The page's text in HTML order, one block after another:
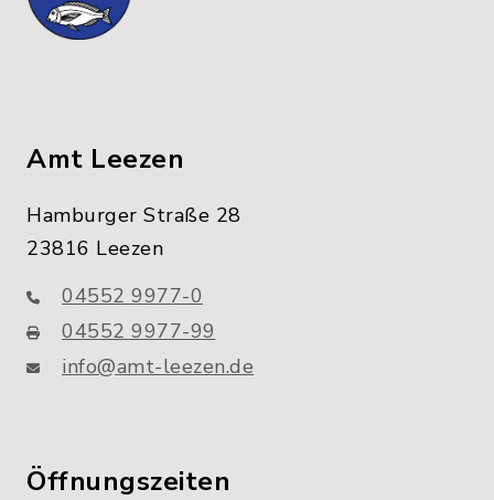
Amt Leezen
Hamburger Straße 28
23816 Leezen
04552 9977-0
04552 9977-99
info@amt-leezen.de
Öffnungszeiten